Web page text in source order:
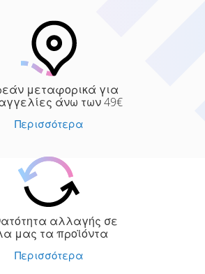
μεταφορικά για
άνω των 49€
Περισσότερα
αλλαγής σε
μας τα προϊόντα
Περισσότερα